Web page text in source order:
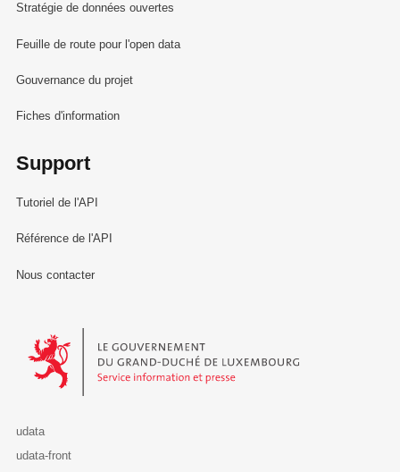
Stratégie de données ouvertes
Feuille de route pour l'open data
Gouvernance du projet
Fiches d'information
Support
Tutoriel de l'API
Référence de l'API
Nous contacter
Le Gouvernement du Grand-Duché de Luxembourg - Service
udata
udata-front